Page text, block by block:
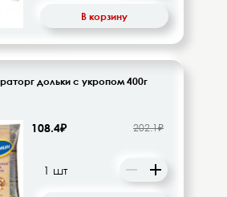
В корзину
дольки с укропом 400г
108.4₽ 202.1₽